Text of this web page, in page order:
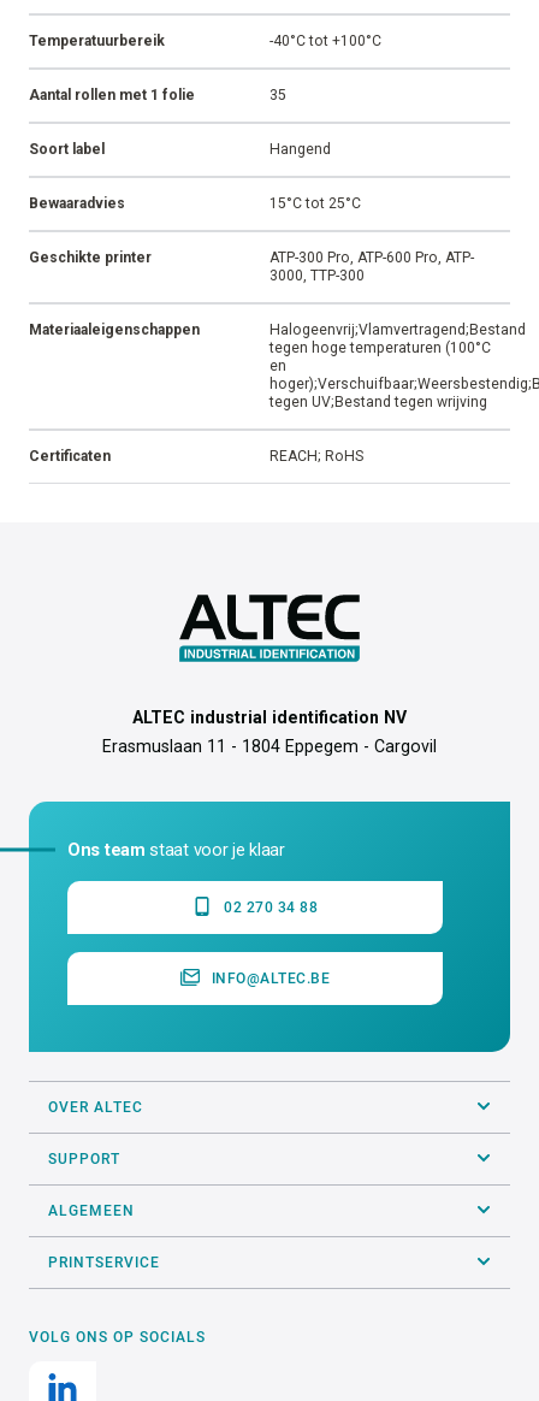
Temperatuurbereik -40°C tot +100°C
Aantal rollen met 1 folie 35
Soort label Hangend
Bewaaradvies 15°C tot 25°C
Geschikte printer
ATP-300 Pro, ATP-600 Pro, ATP-
3000, TTP-300
Materiaaleigenschappen
Halogeenvrij;Vlamvertragend;Bestand
tegen hoge temperaturen (100°C
en
tegen UV;Bestand tegen wrijving
Certificaten REACH; RoHS
ALTEC industrial identification NV
Erasmuslaan 11 - 1804 Eppegem - Cargovil
Ons team staat voor je klaar
02 270 34 88
INFO@ALTEC.BE
OVER ALTEC
SUPPORT
ALGEMEEN
PRINTSERVICE
VOLG ONS OP SOCIALS